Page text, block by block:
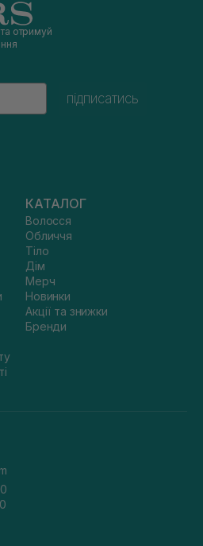
та отримуй
підписатись
КАТАЛОГ
Волосся
Обличчя
Тіло
Дім
Мерч
Новинки
Акції та знижки
Бренди